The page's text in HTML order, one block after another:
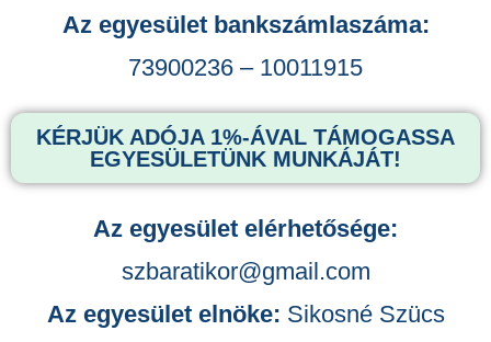
Az egyesület bankszámlaszáma:
73900236 – 10011915
KÉRJÜK ADÓJA 1%-ÁVAL TÁMOGASSA
EGYESÜLETÜNK MUNKÁJÁT!
Az egyesület elérhetősége:
szbaratikor@gmail.com
Az egyesület elnöke: Sikosné Szücs